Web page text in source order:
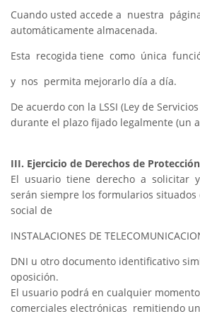
Cuando usted accede a nuestra
automáticamente almacenada.
Esta recogida tiene como única
y nos permita mejorarlo día a día.
De acuerdo con la LSSI (Ley de
durante el plazo fijado legalmente (un
III. Ejercicio de Derechos de
El usuario tiene derecho a solicitar y
serán siempre los formularios
social de
INSTALACIONES DE
DNI u otro documento identificativo
oposición.
El usuario podrá en cualquier
comerciales electrónicas remitiendo